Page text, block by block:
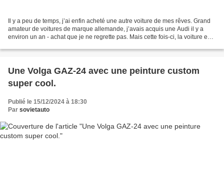
Il y a peu de temps, j’ai enfin acheté une autre voiture de mes rêves. Grand
amateur de voitures de marque allemande, j’avais acquis une Audi il y a
environ un an - achat que je ne regrette pas. Mais cette fois-ci, la voiture est
Une Volga GAZ-24 avec une peinture custom
super cool.
Publié le 15/12/2024 à 18:30
Par sovietauto